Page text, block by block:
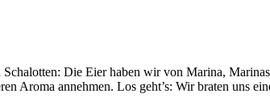
Die Eier haben wir von Marina,
Aroma annehmen. Los geht’s: Wir braten uns